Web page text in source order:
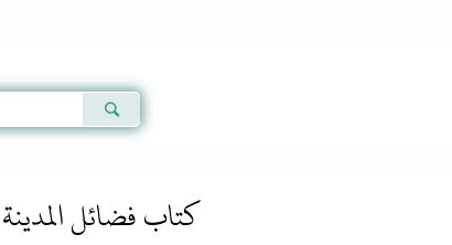
كتاب فضائل المدينة